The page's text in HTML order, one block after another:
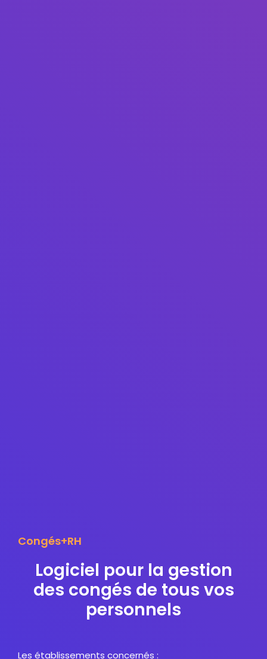
Congés+RH
Logiciel pour la gestion
des congés de tous vos
personnels
Les établissements concernés :